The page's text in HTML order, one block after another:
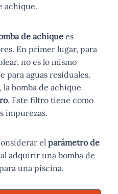
achique.
de achiquees
En primer lugar, para
no es lo mismo
para aguas residuales.
la bomba de achique
. Este filtro tiene como
impurezas.
el parámetro de
adquirir una bomba de
una piscina.